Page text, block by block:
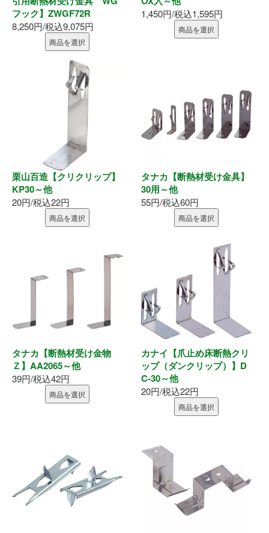
フック】ZWGF72R
8,250円/税込9,075円
商品を選択
1,450円/税込1,595円
商品を選択
栗山百造【クリクリップ】
KP30～他
20円/税込22円
商品を選択
タナカ【断熱材受け金具】
30用～他
55円/税込60円
商品を選択
タナカ【断熱材受け金物
Ｚ】AA2065～他
39円/税込42円
商品を選択
カナイ【爪止め床断熱クリ
ップ（ダンクリップ）】D
C-30～他
20円/税込22円
商品を選択